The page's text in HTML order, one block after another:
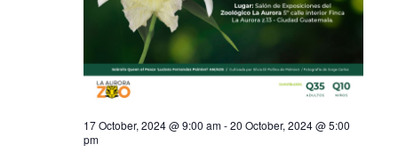
17 October, 2024 @ 9:00 am-20 October, 2024 @ 5:00
pm